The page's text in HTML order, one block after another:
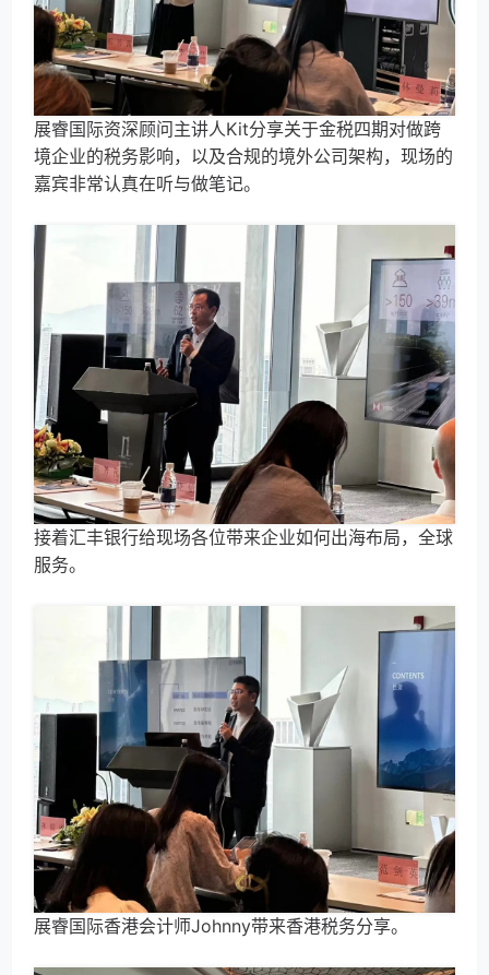
展睿国际资深顾问主讲人Kit分享关于金税四期对做跨
境企业的税务影响，以及合规的境外公司架构，现场的
嘉宾非常认真在听与做笔记。
接着汇丰银行给现场各位带来企业如何出海布局，全球
服务。
展睿国际香港会计师Johnny带来香港税务分享。